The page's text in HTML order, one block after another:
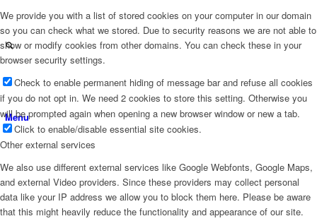
Menu
We provide you with a list of stored cookies on your computer in our domain
so you can check what we stored. Due to security reasons we are not able to
show or modify cookies from other domains. You can check these in your
browser security settings.
Check to enable permanent hiding of message bar and refuse all cookies
if you do not opt in. We need 2 cookies to store this setting. Otherwise you
will be prompted again when opening a new browser window or new a tab.
Click to enable/disable essential site cookies.
Other external services
We also use different external services like Google Webfonts, Google Maps,
and external Video providers. Since these providers may collect personal
data like your IP address we allow you to block them here. Please be aware
that this might heavily reduce the functionality and appearance of our site.